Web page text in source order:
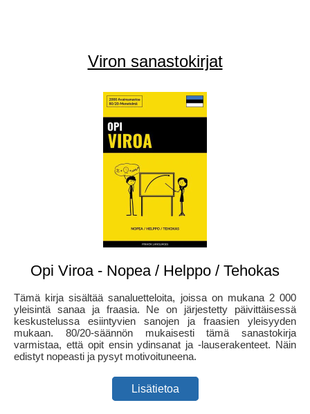
Viron sanastokirjat
Opi Viroa - Nopea / Helppo / Tehokas
Tämä kirja sisältää sanaluetteloita, joissa on mukana 2 000
yleisintä sanaa ja fraasia. Ne on järjestetty päivittäisessä
keskustelussa esiintyvien sanojen ja fraasien yleisyyden
mukaan. 80/20-säännön mukaisesti tämä sanastokirja
varmistaa, että opit ensin ydinsanat ja -lauserakenteet. Näin
edistyt nopeasti ja pysyt motivoituneena.
Lisätietoa